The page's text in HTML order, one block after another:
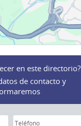
en este directorio?
de contacto y